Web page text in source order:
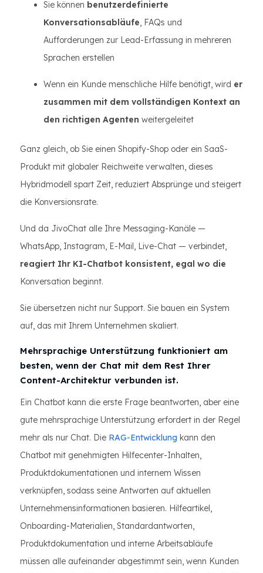
Sie können benutzerdefinierte
Konversationsabläufe, FAQs und
Aufforderungen zur Lead-Erfassung in mehreren
Sprachen erstellen
Wenn ein Kunde menschliche Hilfe benötigt, wird er
zusammen mit dem vollständigen Kontext an
den richtigen Agenten weitergeleitet
Ganz gleich, ob Sie einen Shopify-Shop oder ein SaaS-
Produkt mit globaler Reichweite verwalten, dieses
Hybridmodell spart Zeit, reduziert Absprünge und steigert
die Konversionsrate.
Und da JivoChat alle Ihre Messaging-Kanäle —
WhatsApp, Instagram, E-Mail, Live-Chat — verbindet,
reagiert Ihr KI-Chatbot konsistent, egal wo die
Konversation beginnt.
Sie übersetzen nicht nur Support. Sie bauen ein System
auf, das mit Ihrem Unternehmen skaliert.
Mehrsprachige Unterstützung funktioniert am
besten, wenn der Chat mit dem Rest Ihrer
Content-Architektur verbunden ist.
Ein Chatbot kann die erste Frage beantworten, aber eine
gute mehrsprachige Unterstützung erfordert in der Regel
mehr als nur Chat. Die RAG-Entwicklung kann den
Chatbot mit genehmigten Hilfecenter-Inhalten,
Produktdokumentationen und internem Wissen
verknüpfen, sodass seine Antworten auf aktuellen
Unternehmensinformationen basieren. Hilfeartikel,
Onboarding-Materialien, Standardantworten,
Produktdokumentation und interne Arbeitsabläufe
müssen alle aufeinander abgestimmt sein, wenn Kunden